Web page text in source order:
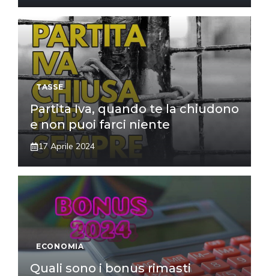
TASSE
Partita Iva, quando te la chiudono
e non puoi farci niente
17 Aprile 2024
ECONOMIA
Quali sono i bonus rimasti